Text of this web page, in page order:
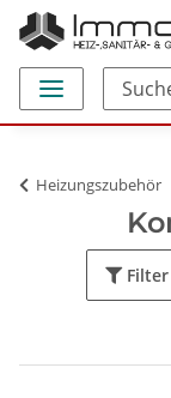
Heizungszubehör
Filter